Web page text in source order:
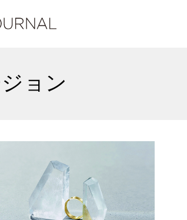
ジョン